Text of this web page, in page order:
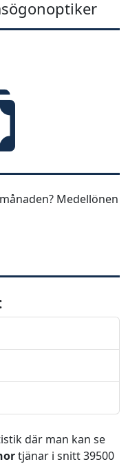
Medellönen
där man kan se
tjänar i snitt 39500